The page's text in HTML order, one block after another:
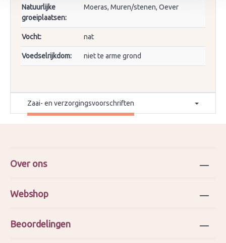
Natuurlijke
groeiplaatsen:
Moeras, Muren/stenen, Oever
Vocht: nat
Voedselrijkdom: niet te arme grond
Zaai- en verzorgingsvoorschriften
Over ons
Webshop
Beoordelingen